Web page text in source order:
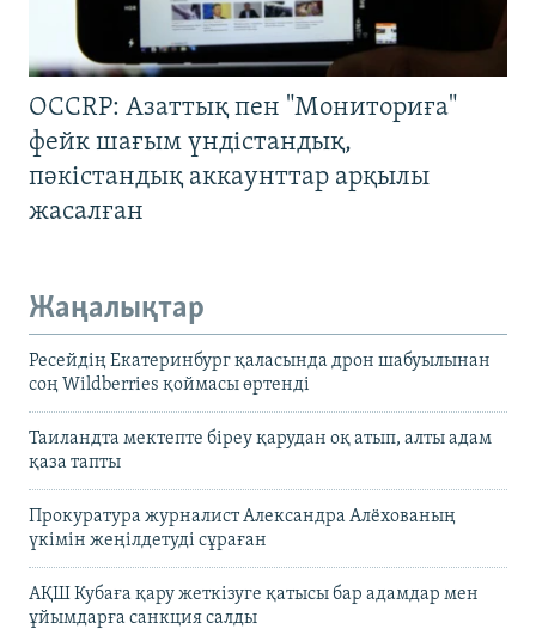
OCCRP: Азаттық пен "Мониториға"
фейк шағым үндістандық,
пәкістандық аккаунттар арқылы
жасалған
Жаңалықтар
Ресейдің Екатеринбург қаласында дрон шабуылынан
соң Wildberries қоймасы өртенді
Таиландта мектепте біреу қарудан оқ атып, алты адам
қаза тапты
Прокуратура журналист Александра Алёхованың
үкімін жеңілдетуді сұраған
АҚШ Кубаға қару жеткізуге қатысы бар адамдар мен
ұйымдарға санкция салды